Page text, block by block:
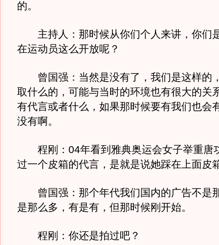
的。
主持人：那时候从你们个人来讲，你们
在运动员这么开放呢？
曾国强：当然是没有了，我们是这样的
取什么的，可能与当时的环境也有很大的关
有代言或者什么，如果那时候要有我们也会
没有啊。
程刚：04年看到雅典奥运会女子举重唐
过一个皮箱的代言，是就是说她踩在上面皮
曾国强：那个年代我们国内的广告不是
是那么多，有是有，但那时候刚开始。
程刚：你还是拍过吧？